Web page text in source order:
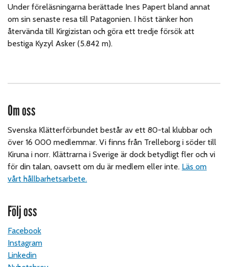
Under föreläsningarna berättade Ines Papert bland annat
om sin senaste resa till Patagonien. I höst tänker hon
återvända till Kirgizistan och göra ett tredje försök att
bestiga Kyzyl Asker (5.842 m).
Om oss
Svenska Klätterförbundet består av ett 80-tal klubbar och
över 16 000 medlemmar. Vi finns från Trelleborg i söder till
Kiruna i norr. Klättrarna i Sverige är dock betydligt fler och vi
för din talan, oavsett om du är medlem eller inte. Läs om
vårt hållbarhetsarbete.
Följ oss
Facebook
Instagram
Linkedin